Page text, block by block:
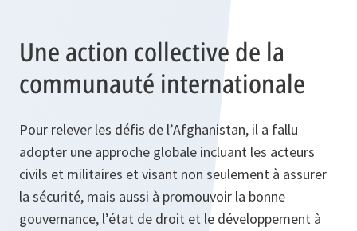
Une action collective de la
communauté internationale
Pour relever les défis de l’Afghanistan, il a fallu
adopter une approche globale incluant les acteurs
civils et militaires et visant non seulement à assurer
la sécurité, mais aussi à promouvoir la bonne
gouvernance, l’état de droit et le développement à